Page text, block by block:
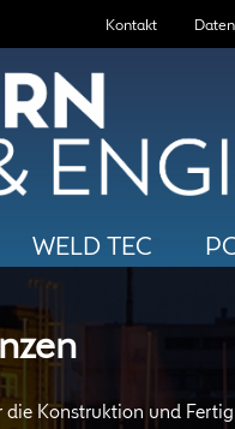
Navigation
überspringen
Kontakt
WELD TEC
die Konstruktion und